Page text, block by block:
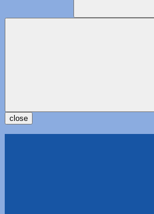
close